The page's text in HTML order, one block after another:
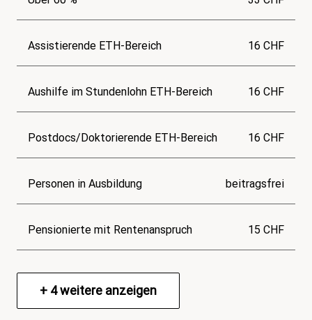
Assistierende ETH-Bereich 16 CHF
Aushilfe im Stundenlohn ETH-Bereich 16 CHF
Postdocs/Doktorierende ETH-Bereich 16 CHF
Personen in Ausbildung beitragsfrei
Pensionierte mit Rentenanspruch 15 CHF
+ 4weitere anzeigen